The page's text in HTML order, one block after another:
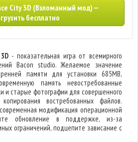
City 3D (Взломанный мод) —
бесплатно
- показательная игра от всемирного
Bacon studio. Желаемое значение
памяти для установки 685MB,
память невостребованные
и старые фотографии для совершенного
востребованных файлов.
модификация операционной
обновление в поддержке, из-за
ограничений, подцепите зависание с